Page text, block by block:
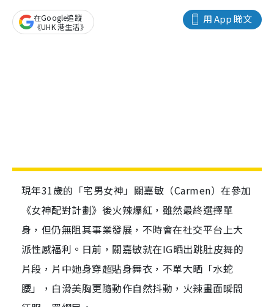
用 App 睇文
在Google追蹤
《UHK 港生活》
現年31歲的「宅男女神」關嘉敏（Carmen）在參加
《女神配對計劃》後火辣爆紅，雖然最終選擇單
身，但仍無阻其事業發展，不時會在社交平台上大
派性感福利。日前，關嘉敏就在IG晒出跳肚皮舞的
片段，片中她身穿超貼身舞衣，不單大晒「水蛇
腰」，白滑美胸更隨動作自然抖動，火辣畫面瞬間